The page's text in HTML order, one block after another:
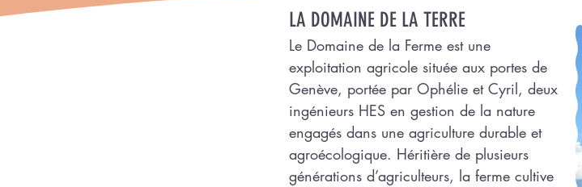
LA DOMAINE DE LA TERRE
Le Domaine de la Ferme est une
exploitation agricole située aux portes de
Genève, portée par Ophélie et Cyril, deux
ingénieurs HES en gestion de la nature
engagés dans une agriculture durable et
agroécologique. Héritière de plusieurs
générations d’agriculteurs, la ferme cultive